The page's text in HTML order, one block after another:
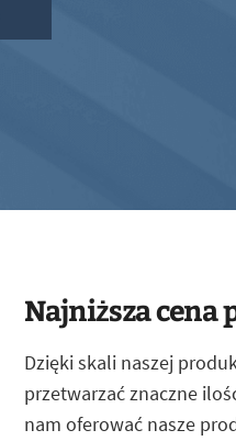
Najniższa cena
Dzięki skali naszej
przetwarzać znaczne
nam oferować nasze